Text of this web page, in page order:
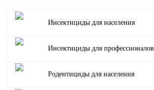
Инсектициды для населения
Инсектициды для профессионалов
Родентициды для населения